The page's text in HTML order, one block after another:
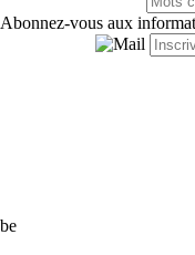
Abonnez-vous aux